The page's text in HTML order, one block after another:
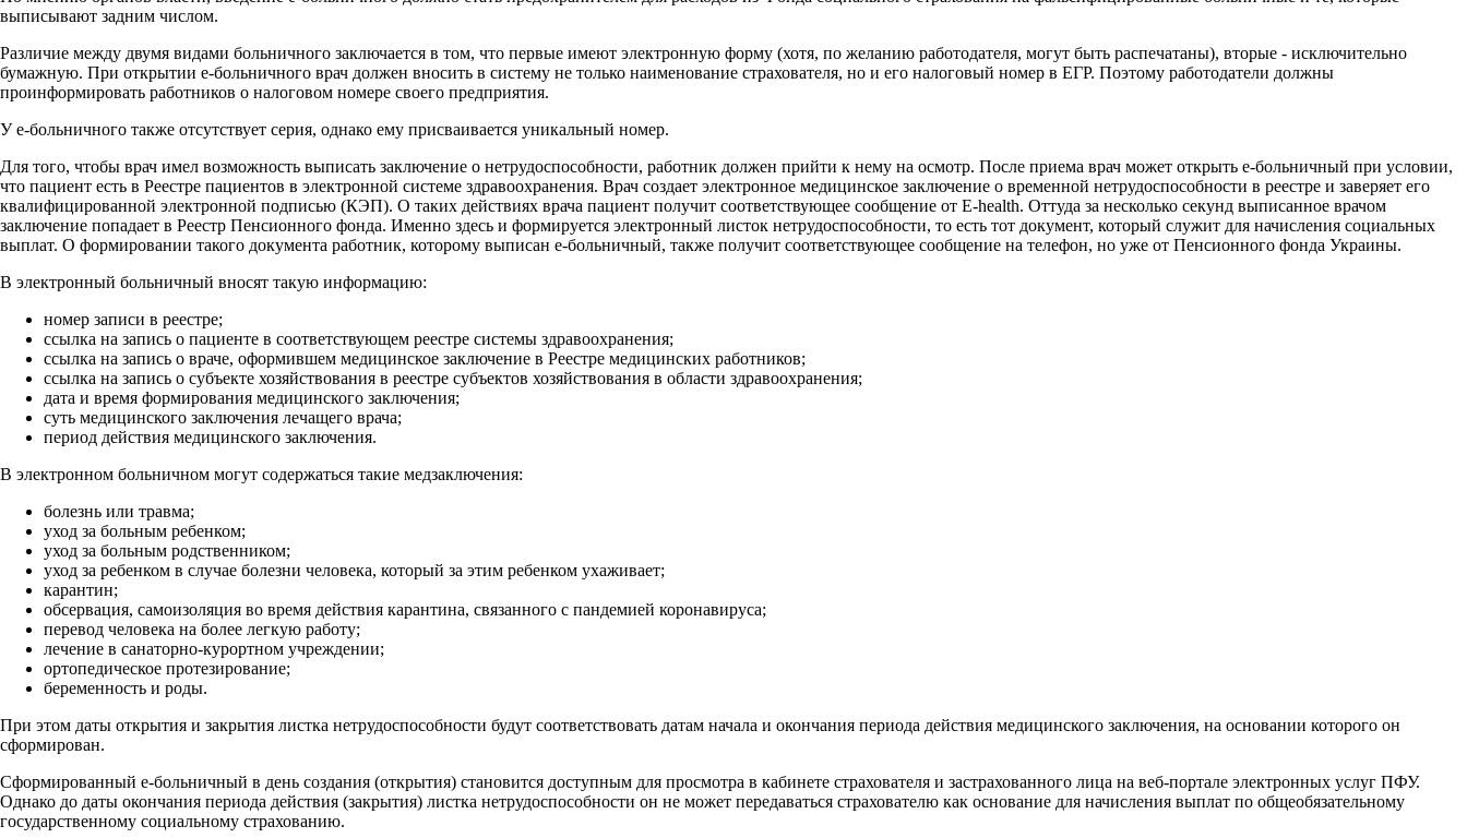
выписывают задним числом.
Различие между двумя видами больничного заключается в том, что первые имеют электронную форму (хотя, по желанию работодателя, могут быть распечатаны), вторые - исключительно
бумажную. При открытии е-больничного врач должен вносить в систему не только наименование страхователя, но и его налоговый номер в ЕГР. Поэтому работодатели должны
проинформировать работников о налоговом номере своего предприятия.
У е-больничного также отсутствует серия, однако ему присваивается уникальный номер.
Для того, чтобы врач имел возможность выписать заключение о нетрудоспособности, работник должен прийти к нему на осмотр. После приема врач может открыть е-больничный при условии,
что пациент есть в Реестре пациентов в электронной системе здравоохранения. Врач создает электронное медицинское заключение о временной нетрудоспособности в реестре и заверяет его
квалифицированной электронной подписью (КЭП). О таких действиях врача пациент получит соответствующее сообщение от E-health. Оттуда за несколько секунд выписанное врачом
заключение попадает в Реестр Пенсионного фонда. Именно здесь и формируется электронный листок нетрудоспособности, то есть тот документ, который служит для начисления социальных
выплат. О формировании такого документа работник, которому выписан е-больничный, также получит соответствующее сообщение на телефон, но уже от Пенсионного фонда Украины.
В электронный больничный вносят такую информацию:
номер записи в реестре;
ссылка на запись о пациенте в соответствующем реестре системы здравоохранения;
ссылка на запись о враче, оформившем медицинское заключение в Реестре медицинских работников;
ссылка на запись о субъекте хозяйствования в реестре субъектов хозяйствования в области здравоохранения;
дата и время формирования медицинского заключения;
суть медицинского заключения лечащего врача;
период действия медицинского заключения.
В электронном больничном могут содержаться такие медзаключения:
болезнь или травма;
уход за больным ребенком;
уход за больным родственником;
уход за ребенком в случае болезни человека, который за этим ребенком ухаживает;
карантин;
обсервация, самоизоляция во время действия карантина, связанного с пандемией коронавируса;
перевод человека на более легкую работу;
лечение в санаторно-курортном учреждении;
ортопедическое протезирование;
беременность и роды.
При этом даты открытия и закрытия листка нетрудоспособности будут соответствовать датам начала и окончания периода действия медицинского заключения, на основании которого он
сформирован.
Сформированный е-больничный в день создания (открытия) становится доступным для просмотра в кабинете страхователя и застрахованного лица на веб-портале электронных услуг ПФУ.
Однако до даты окончания периода действия (закрытия) листка нетрудоспособности он не может передаваться страхователю как основание для начисления выплат по общеобязательному
государственному социальному страхованию.